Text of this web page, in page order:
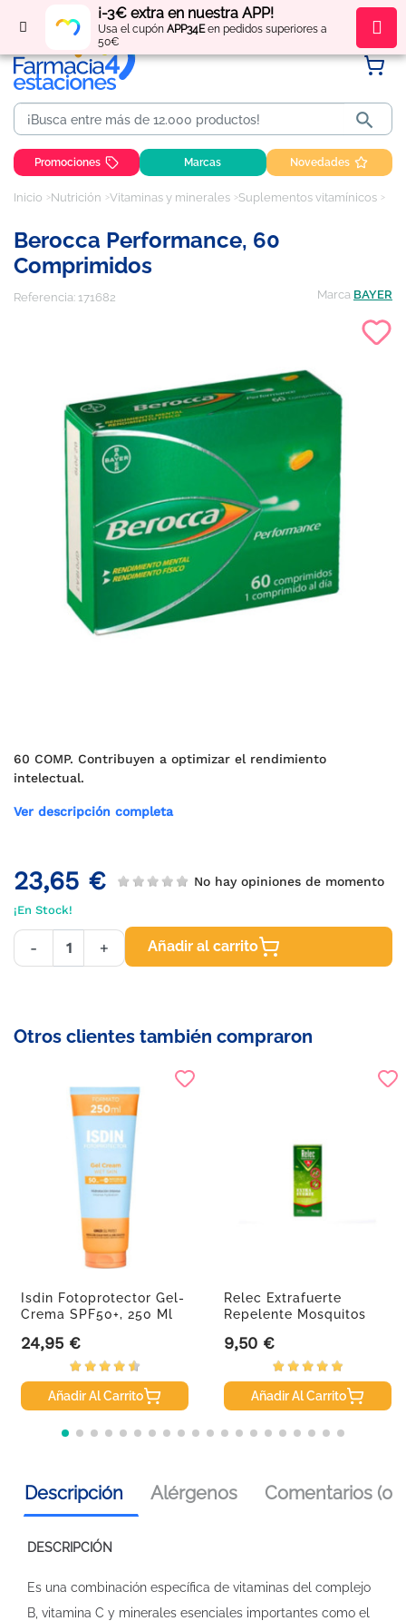
¡-3€ extra en nuestra APP!
Usa el cupón APP34Een pedidos superiores a
50€
Regístratey obténpuntos por tus compras

Promociones Marcas Novedades
Inicio Nutrición Vitaminas y minerales Suplementos vitamínicos
Berocca Performance, 60
Comprimidos
Referencia: 171682 Marca BAYER
60 COMP. Contribuyen a optimizar el rendimiento
intelectual.
Ver descripción completa
23,65 € No hay opiniones de momento
¡En Stock!
- + Añadir al carrito
Otros clientes también compraron
Isdin Fotoprotector Gel-
Crema SPF50+, 250 Ml
Precio
24,95 €
Añadir Al Carrito
Relec Extrafuerte
Repelente Mosquitos
Precio
9,50 €
Añadir Al Carrito
Descripción Alérgenos Comentarios (0)
DESCRIPCIÓN
Es una combinación específica de vitaminas del complejo
B, vitamina C y minerales esenciales importantes como el